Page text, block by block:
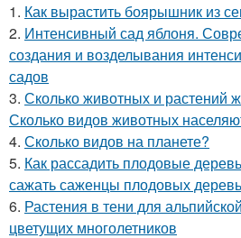
1. Как вырастить боярышник из
2. Интенсивный сад яблоня.
создания и возделывания
садов
3. Сколько животных и растений
Сколько видов животных
4. Сколько видов на планете?
5. Как рассадить плодовые
сажать саженцы плодовых
6. Растения в тени для
цветущих многолетников